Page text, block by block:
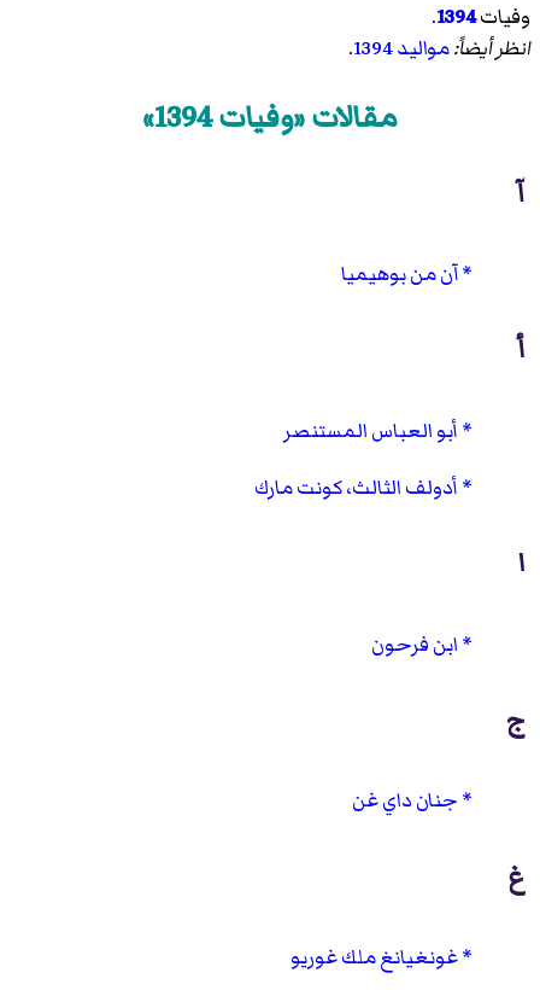
وفيات1394
.
انظر أيضاً:مواليد 1394 .
مقالات «وفيات 1394»
آ
آن من بوهيميا
أ
أبو العباس المستنصر
أدولف الثالث، كونت مارك
ا
ابن فرحون
ج
جنان داي غن
غ
غونغيانغ ملك غوريو